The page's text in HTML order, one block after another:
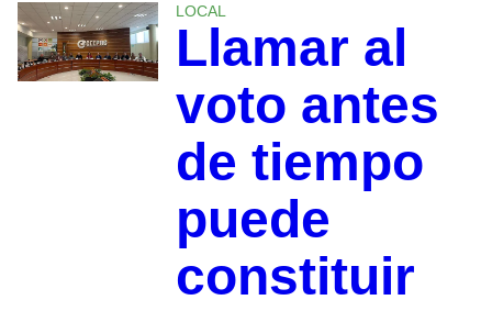
LOCAL
Llamar al
voto antes
de tiempo
puede
constituir